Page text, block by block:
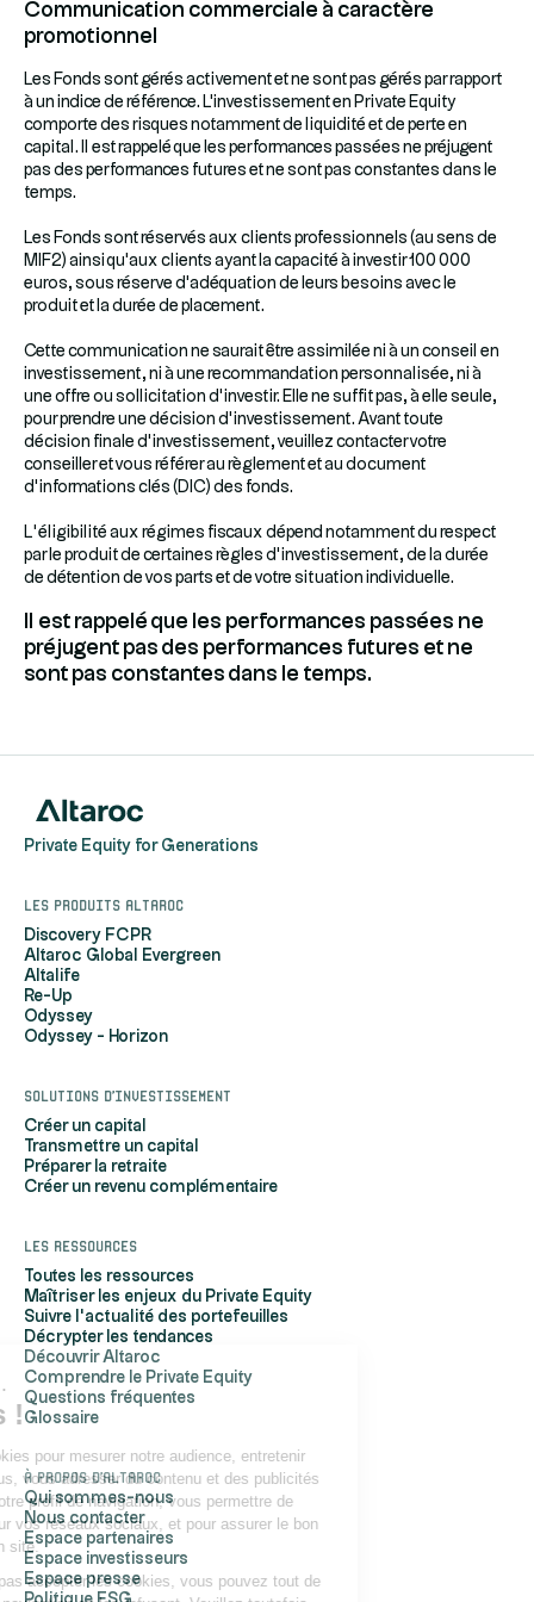
Salut c'est nous...
les Cookies !
Altaroc utilise des cookies pour mesurer notre audience, entretenir
notre relation avec vous, vous adresser du contenu et des publicités
personnalisés selon votre profil de navigation, vous permettre de
partager du contenu sur vos réseaux sociaux, et pour assurer le bon
fonctionnement de son site.
Si vous ne souhaitez pas accepter les cookies, vous pouvez tout de
Communication commerciale à caractère
promotionnel
Les Fonds sont gérés activement et ne sont pas gérés par rapport
à un indice de référence. L'investissement en Private Equity
comporte des risques notamment de liquidité et de perte en
capital. Il est rappelé que les performances passées ne préjugent
pas des performances futures et ne sont pas constantes dans le
temps.
Les Fonds sont réservés aux clients professionnels (au sens de
MIF2) ainsi qu'aux clients ayant la capacité à investir 100 000
euros, sous réserve d'adéquation de leurs besoins avec le
produit et la durée de placement.
Cette communication ne saurait être assimilée ni à un conseil en
investissement, ni à une recommandation personnalisée, ni à
une offre ou sollicitation d’investir. Elle ne suffit pas, à elle seule,
pour prendre une décision d’investissement. Avant toute
décision finale d’investissement, veuillez contacter votre
conseiller et vous référer au règlement et au document
d’informations clés (DIC) des fonds.
L’éligibilité aux régimes fiscaux dépend notamment du respect
par le produit de certaines règles d’investissement, de la durée
de détention de vos parts et de votre situation individuelle.
Il est rappelé que les performances passées ne
préjugent pas des performances futures et ne
sont pas constantes dans le temps.
Private Equity for Generations
Les produits Altaroc
Discovery FCPR
Altaroc Global Evergreen
Altalife
Re-Up
Odyssey
Odyssey - Horizon
Solutions d'investissement
Créer un capital
Transmettre un capital
Préparer la retraite
Créer un revenu complémentaire
Les ressources
Toutes les ressources
Maîtriser les enjeux du Private Equity
Suivre l'actualité des portefeuilles
Décrypter les tendances
Découvrir Altaroc
Comprendre le Private Equity
Questions fréquentes
Glossaire
À propos d'Altaroc
Qui sommes-nous
Nous contacter
Espace partenaires
Espace investisseurs
Espace presse